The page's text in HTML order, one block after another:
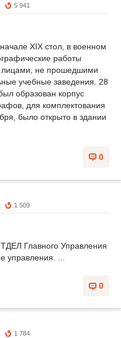
5 941
XIX стол, в военном
работы
лицами, не прошедшими
учебные заведения. 28
образован корпус
для комплектования
было открыто в здании
0
1 509
Главного Управления
управления. ...
0
1 784